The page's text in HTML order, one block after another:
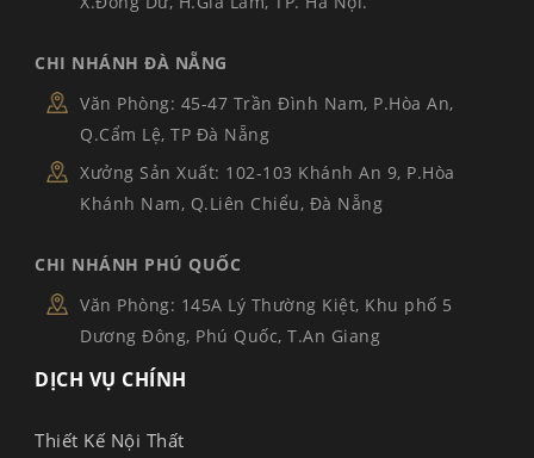
CHI NHÁNH ĐÀ NẴNG
Văn Phòng: 45-47 Trần Đình Nam, P.Hòa An,
Q.Cẩm Lệ, TP Đà Nẵng
Xưởng Sản Xuất: 102-103 Khánh An 9, P.Hòa
Khánh Nam, Q.Liên Chiểu, Đà Nẵng
CHI NHÁNH PHÚ QUỐC
Văn Phòng: 145A Lý Thường Kiệt, Khu phố 5
Dương Đông, Phú Quốc, T.An Giang
DỊCH VỤ CHÍNH
Thiết Kế Nội Thất